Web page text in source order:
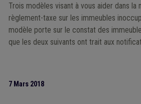
Trois modèles visant à vous aider dans
règlement-taxe sur les immeubles
modèle porte sur le constat des
que les deux suivants ont trait aux
7 Mars 2018